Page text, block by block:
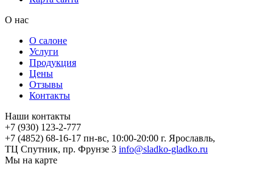
О нас
О салоне
Услуги
Продукция
Цены
Отзывы
Контакты
Наши контакты
+7 (930) 123-2-777
+7 (4852) 68-16-17 пн-вс, 10:00-20:00 г. Ярославль,
ТЦ Спутник, пр. Фрунзе 3 info@sladko-gladko.ru
Мы на карте